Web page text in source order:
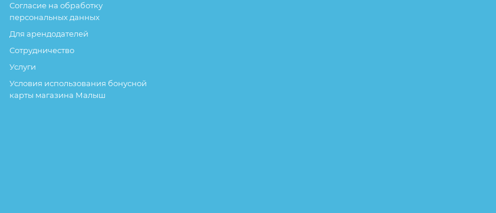
Согласие на обработку
персональных данных
Для арендодателей
Сотрудничество
Услуги
Условия использования бонусной
карты магазина Малыш